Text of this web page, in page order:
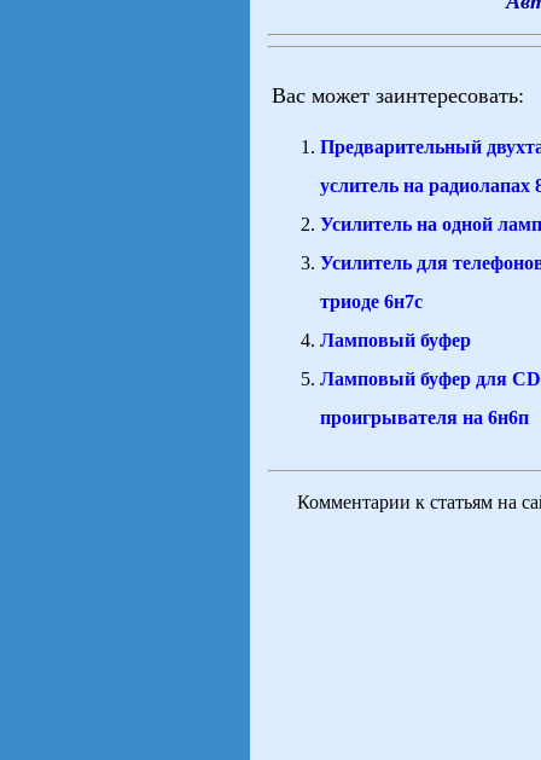
Вас может заинтересовать:
Предварительный
услитель на радиолапах
Усилитель на одной
Усилитель для
триоде 6н7с
Ламповый буфер
Ламповый буфер для CD
проигрывателя на 6н6п
Комментарии к статьям на